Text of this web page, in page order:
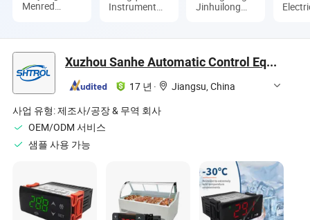
Menred
Ltd
Instrument
Jinhuilong
Xuzhou Sanhe Automatic Control Equipment Co., Ltd.
17 년 ·
Jiangsu, China
사업 유형:제조사/공장 & 무역 회사
OEM/ODM 서비스
샘플 사용 가능